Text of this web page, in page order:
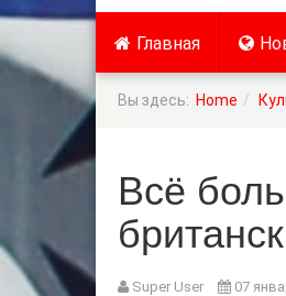
Главная
Вы здесь: Home
Всё
Super User 07